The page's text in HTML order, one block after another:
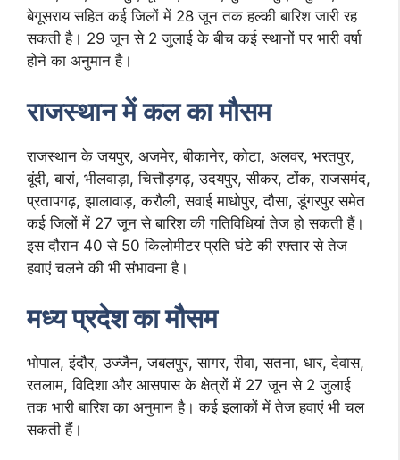
बेगूसराय सहित कई जिलों में 28 जून तक हल्की बारिश जारी रह
सकती है। 29 जून से 2 जुलाई के बीच कई स्थानों पर भारी वर्षा
होने का अनुमान है।
राजस्थान में कल का मौसम
राजस्थान के जयपुर, अजमेर, बीकानेर, कोटा, अलवर, भरतपुर,
बूंदी, बारां, भीलवाड़ा, चित्तौड़गढ़, उदयपुर, सीकर, टोंक, राजसमंद,
प्रतापगढ़, झालावाड़, करौली, सवाई माधोपुर, दौसा, डूंगरपुर समेत
कई जिलों में 27 जून से बारिश की गतिविधियां तेज हो सकती हैं।
इस दौरान 40 से 50 किलोमीटर प्रति घंटे की रफ्तार से तेज
हवाएं चलने की भी संभावना है।
मध्य प्रदेश का मौसम
भोपाल, इंदौर, उज्जैन, जबलपुर, सागर, रीवा, सतना, धार, देवास,
रतलाम, विदिशा और आसपास के क्षेत्रों में 27 जून से 2 जुलाई
तक भारी बारिश का अनुमान है। कई इलाकों में तेज हवाएं भी चल
सकती हैं।